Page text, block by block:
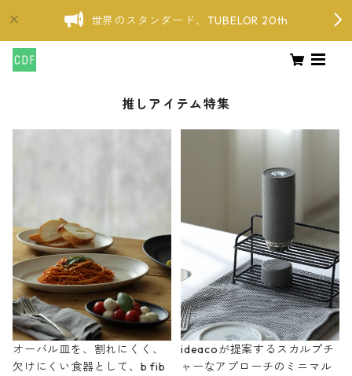
世界のスタンダード、TUBELOR 20th
推しアイテム特集
オーバル皿を、割れにくく、
欠けにくい食器として、b fib
ideacoが提案するスカルプチ
ャーなアプローチのミニマル